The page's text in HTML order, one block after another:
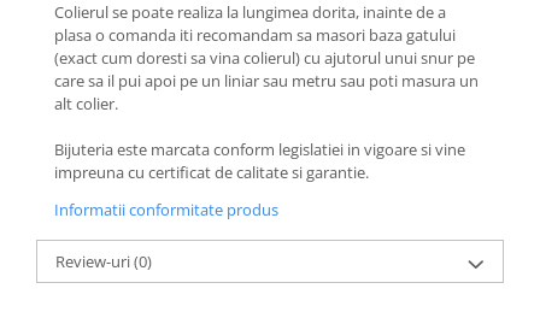
Brățări din Argint cu șnur reglabil
BRĂȚĂRI CU PIETRE SEMIPREȚIOASE
Brățări din Aur cu pietre
semiprețioase
semiprețioase
Brățări elastice cu pietre
semiprețioase
BRĂȚĂRI DE PICIOR
Brățări de picior din Aur
Colierul se poate realiza la lungimea dorita, inainte de a
plasa o comanda iti recomandam sa masori baza gatului
(exact cum doresti sa vina colierul) cu ajutorul unui snur pe
care sa il pui apoi pe un liniar sau metru sau poti masura un
alt colier.
Bijuteria este marcata conform legislatiei in vigoare si vine
impreuna cu certificat de calitate si garantie.
Informatii conformitate produs
Review-uri(0)